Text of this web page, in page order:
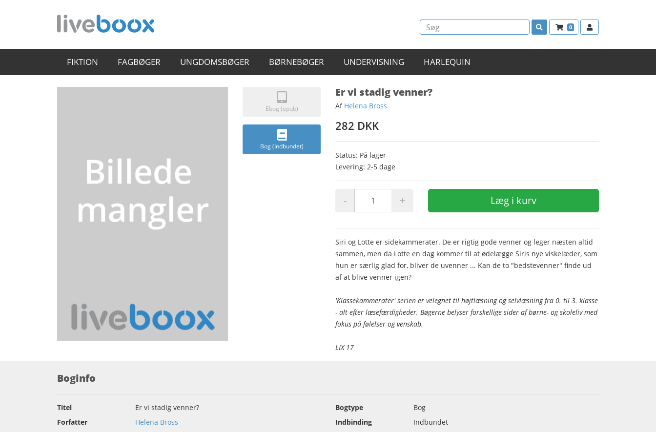
0
FIKTION FAGBØGER UNGDOMSBØGER BØRNEBØGER UNDERVISNING HARLEQUIN
Ebog (epub)
Bog (Indbundet)
Er vi stadig venner?
Af Helena Bross
282 DKK
Status: På lager
Levering: 2-5 dage
- + Læg i kurv
Siri og Lotte er sidekammerater. De er rigtig gode venner og leger næsten altid
sammen, men da Lotte en dag kommer til at ødelægge Siris nye viskelæder, som
hun er særlig glad for, bliver de uvenner ... Kan de to "bedstevenner" finde ud
af at blive venner igen?
'Klassekammerater' serien er velegnet til højtlæsning og selvlæsning fra 0. til 3. klasse
- alt efter læsefærdigheder. Bøgerne belyser forskellige sider af børne- og skoleliv med
fokus på følelser og venskab.
LIX 17
Boginfo
Titel
Er vi stadig venner?
Forfatter
Helena Bross
Bogtype
Bog
Indbinding
Indbundet